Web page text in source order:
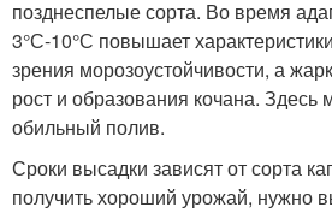
позднеспелые сорта. Во время
3°С-10°С повышает
зрения морозоустойчивости, а
рост и образования кочана. Здесь
обильный полив.
Сроки высадки зависят от сорта
получить хороший урожай, нужно